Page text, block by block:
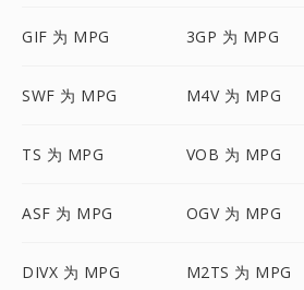
GIF 为 MPG 3GP 为 MPG
SWF 为 MPG M4V 为 MPG
TS 为 MPG VOB 为 MPG
ASF 为 MPG OGV 为 MPG
DIVX 为 MPG M2TS 为 MPG